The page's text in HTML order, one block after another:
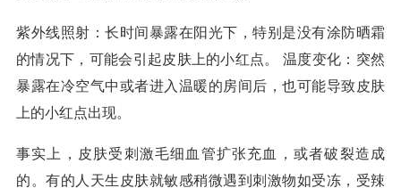
紫外线照射：长时间暴露在阳光下，特别是没有涂防晒霜
的情况下，可能会引起皮肤上的小红点。 温度变化：突然
暴露在冷空气中或者进入温暖的房间后，也可能导致皮肤
上的小红点出现。
事实上，皮肤受刺激毛细血管扩张充血，或者破裂造成
的。有的人天生皮肤就敏感稍微遇到刺激物如受冻，受辣